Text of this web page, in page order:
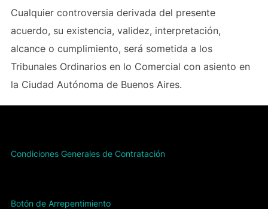
Cualquier controversia derivada del presente
acuerdo, su existencia, validez, interpretación,
alcance o cumplimiento, será sometida a los
Tribunales Ordinarios en lo Comercial con asiento en
la Ciudad Autónoma de Buenos Aires.
Condiciones Generales de Contratación
Botón de Arrepentimiento